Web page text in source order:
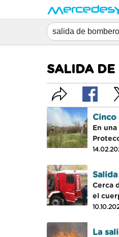
SALIDA DE
Cinco
En
Cerca
el
La